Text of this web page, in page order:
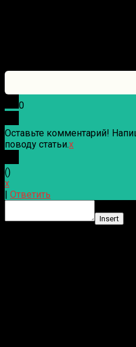
0
Оставьте комментарий!
поводу статьи.x
()
x
Ответить
Insert